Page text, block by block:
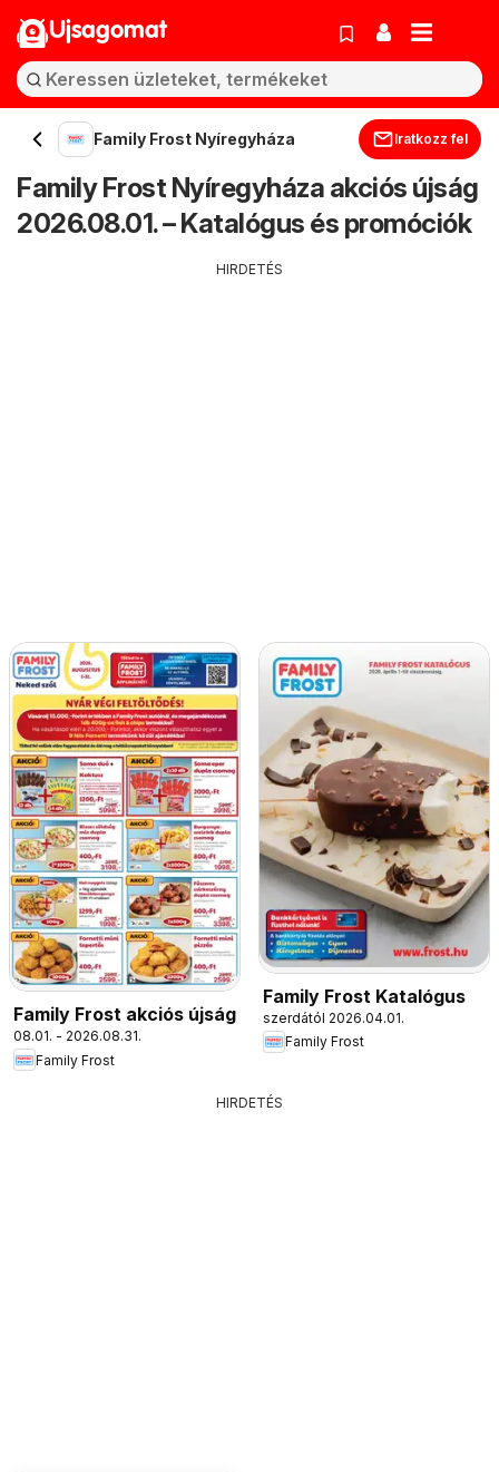
Ujsagomat
Family Frost Nyíregyháza Iratkozz fel
Family Frost Nyíregyháza akciós újság
2026.08.01. – Katalógus és promóciók
HIRDETÉS
Family Frost akciós újság
08.01. - 2026.08.31.
Family Frost
Family Frost Katalógus
szerdától 2026.04.01.
Family Frost
HIRDETÉS